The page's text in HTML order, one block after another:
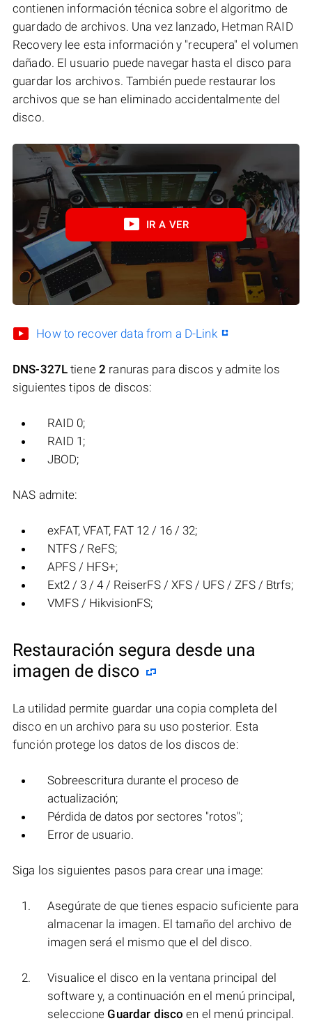
contienen información técnica sobre el algoritmo de
guardado de archivos. Una vez lanzado, Hetman RAID
Recovery lee esta información y "recupera" el volumen
dañado. El usuario puede navegar hasta el disco para
guardar los archivos. También puede restaurar los
archivos que se han eliminado accidentalmente del
disco.
IR A VER
How to recover data from a D-Link
DNS-327L tiene2 ranuras para discos y admite los
siguientes tipos de discos:
RAID 0;
RAID 1;
JBOD;
NAS admite:
exFAT, VFAT, FAT 12 / 16 / 32;
NTFS / ReFS;
APFS / HFS+;
Ext2 / 3 / 4 / ReiserFS / XFS / UFS / ZFS / Btrfs;
VMFS / HikvisionFS;
Restauración segura desde una
imagen de disco
La utilidad permite guardar una copia completa del
disco en un archivo para su uso posterior. Esta
función protege los datos de los discos de:
Sobreescritura durante el proceso de
actualización;
Pérdida de datos por sectores "rotos";
Error de usuario.
Siga los siguientes pasos para crear una image:
Asegúrate de que tienes espacio suficiente para
almacenar la imagen. El tamaño del archivo de
imagen será el mismo que el del disco.
Visualice el disco en la ventana principal del
software y, a continuación en el menú principal,
seleccioneGuardar disco en el menú principal.